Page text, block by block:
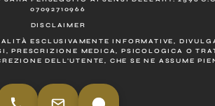
07092710966
DISCLAIMER
ESCLUSIVAMENTE INFORMATIVE,
PRESCRIZIONE MEDICA, PSICOLOGICA O
DELL’UTENTE, CHE SE NE ASSUME